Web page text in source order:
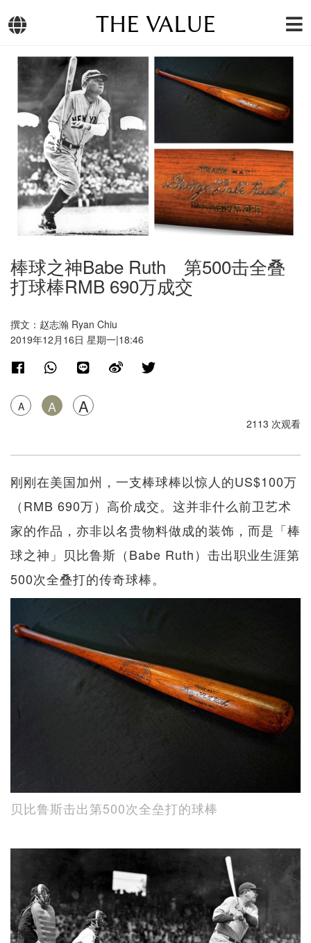
THE VALUE
棒球之神Babe Ruth 第500击全叠
打球棒RMB 690万成交
撰文：赵志瀚 Ryan Chiu
2019年12月16日 星期一|18:46
A A A
2113 次观看
刚刚在美国加州，一支棒球棒以惊人的US$100万
（RMB 690万）高价成交。这并非什么前卫艺术
家的作品，亦非以名贵物料做成的装饰，而是「棒
球之神」贝比鲁斯（Babe Ruth）击出职业生涯第
500次全叠打的传奇球棒。
贝比鲁斯击出第500次全垒打的球棒